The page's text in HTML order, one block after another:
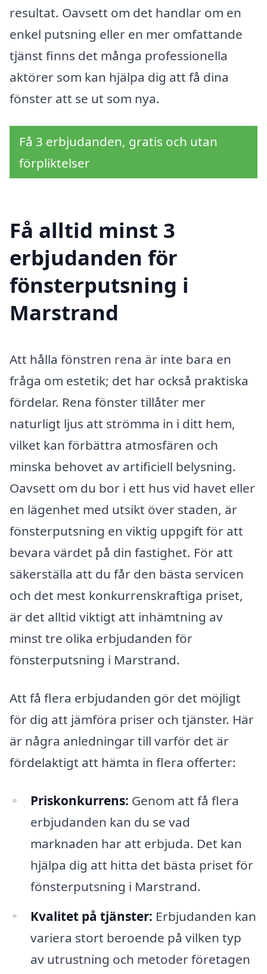
resultat. Oavsett om det handlar om en
enkel putsning eller en mer omfattande
tjänst finns det många professionella
aktörer som kan hjälpa dig att få dina
fönster att se ut som nya.
Få 3 erbjudanden, gratis och utan
förpliktelser
Få alltid minst 3
erbjudanden för
fönsterputsning i
Marstrand
Att hålla fönstren rena är inte bara en
fråga om estetik; det har också praktiska
fördelar. Rena fönster tillåter mer
naturligt ljus att strömma in i ditt hem,
vilket kan förbättra atmosfären och
minska behovet av artificiell belysning.
Oavsett om du bor i ett hus vid havet eller
en lägenhet med utsikt över staden, är
fönsterputsning en viktig uppgift för att
bevara värdet på din fastighet. För att
säkerställa att du får den bästa servicen
och det mest konkurrenskraftiga priset,
är det alltid viktigt att inhämtning av
minst tre olika erbjudanden för
fönsterputsning i Marstrand.
Att få flera erbjudanden gör det möjligt
för dig att jämföra priser och tjänster. Här
är några anledningar till varför det är
fördelaktigt att hämta in flera offerter:
Priskonkurrens: Genom att få flera
erbjudanden kan du se vad
marknaden har att erbjuda. Det kan
hjälpa dig att hitta det bästa priset för
fönsterputsning i Marstrand.
Kvalitet på tjänster: Erbjudanden kan
variera stort beroende på vilken typ
av utrustning och metoder företagen